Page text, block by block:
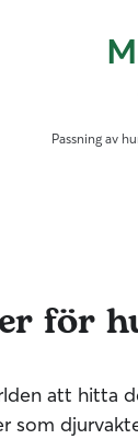
Passning av
för
att hitta
som